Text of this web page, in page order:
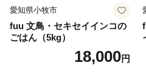
愛知県小牧市
fuu 文鳥・セキセイインコの
ごはん（5kg）
18,000円